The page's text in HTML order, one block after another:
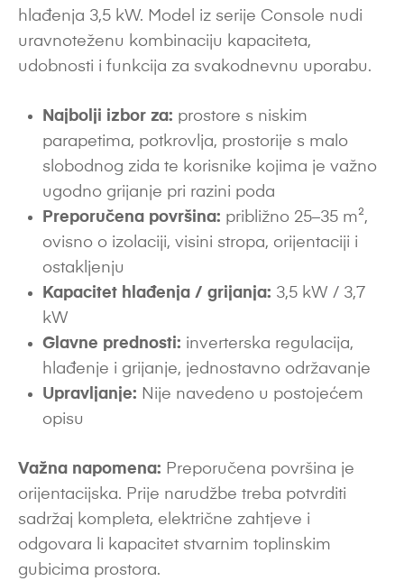
hlađenja 3,5 kW. Model iz serije Console nudi
uravnoteženu kombinaciju kapaciteta,
udobnosti i funkcija za svakodnevnu uporabu.
Najbolji izbor za: prostore s niskim
parapetima, potkrovlja, prostorije s malo
slobodnog zida te korisnike kojima je važno
ugodno grijanje pri razini poda
Preporučena površina: približno 25–35 m²,
ovisno o izolaciji, visini stropa, orijentaciji i
ostakljenju
Kapacitet hlađenja / grijanja: 3,5 kW / 3,7
kW
Glavne prednosti: inverterska regulacija,
hlađenje i grijanje, jednostavno održavanje
Upravljanje: Nije navedeno u postojećem
opisu
Važna napomena: Preporučena površina je
orijentacijska. Prije narudžbe treba potvrditi
sadržaj kompleta, električne zahtjeve i
odgovara li kapacitet stvarnim toplinskim
gubicima prostora.